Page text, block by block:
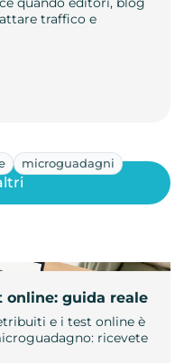
traffico e
microguadagni
guida reale
e i test online è
ricevete